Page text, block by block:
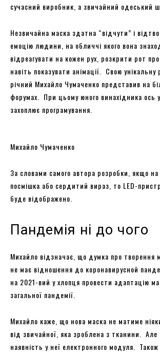
сучасний виробник, а звичайний одеський
Незвичайна маска здатна “відчути” і
емоцію людини, на обличчі якого вона
відреагувати на кожен рух, розкрити рот
навіть показувати анімації. Свою унікальну
річний Михайло Чумаченко представив на
форумах. При цьому юного винахідника ось
захоплює програмування.
Михайло Чумаченко
За словами самого автора розробки, якщо
посмішка або сердитий вираз, то LED-
буде відображено.
Пандемія ні до чого
Михайло відзначає, що думка про творення
не має відношення до коронавирусной
на 2021-вий у хлопця провести адаптацію
загальної пандемії.
Михайло каже, що нова маска не матиме
від звичайної, яка зроблена з тканини.
наявність у неї електронного модуля.